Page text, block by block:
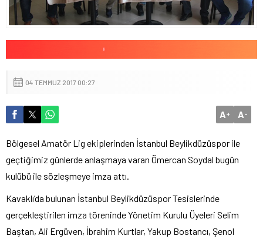
04 TEMMUZ 2017 00:27
A+ A-
Bölgesel Amatör Lig ekiplerinden İstanbul Beylikdüzüspor ile
geçtiğimiz günlerde anlaşmaya varan Ömercan Soydal bugün
kulübü ile sözleşmeye imza attı.
Kavaklı’da bulunan İstanbul Beylikdüzüspor Tesislerinde
gerçekleştirilen imza töreninde Yönetim Kurulu Üyeleri Selim
Baştan, Ali Ergüven, İbrahim Kurtlar, Yakup Bostancı, Şenol